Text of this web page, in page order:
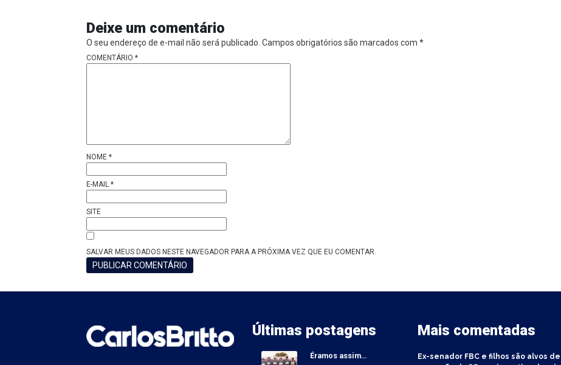
Deixe um comentário
O seu endereço de e-mail não será publicado. Campos obrigatórios são marcados com *
COMENTÁRIO *
NOME *
E-MAIL *
SITE
SALVAR MEUS DADOS NESTE NAVEGADOR PARA A PRÓXIMA VEZ QUE EU COMENTAR.
Últimas postagens
Éramos assim…
Mais comentadas
Ex-senador FBC e filhos são alvos de